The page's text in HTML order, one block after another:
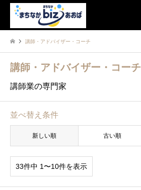
講師・アドバイザー・コーチ
講師・アドバイザー・コーチ
講師業の専門家
並べ替え条件
新しい順 古い順
33件中 1〜10件を表示